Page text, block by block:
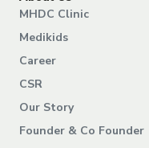
MHDC Clinic
Medikids
Career
CSR
Our Story
Founder & Co Founder